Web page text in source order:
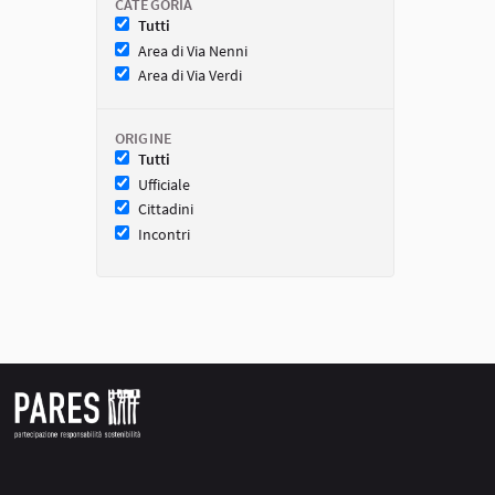
CATEGORIA
Tutti
Area di Via Nenni
Area di Via Verdi
ORIGINE
Tutti
Ufficiale
Cittadini
Incontri